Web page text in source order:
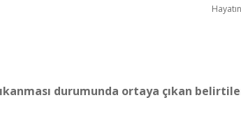
durumunda ortaya çıkan